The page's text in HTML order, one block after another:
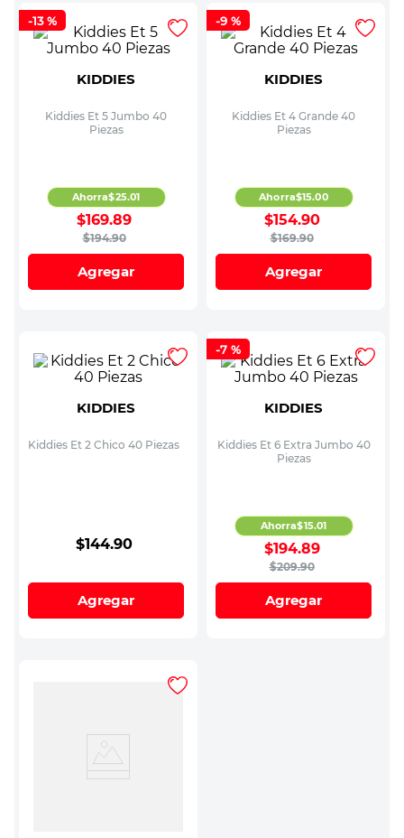
-13 %
KIDDIES
Kiddies Et 5 Jumbo 40
Piezas
$194.90
$169.89
Ahorra$25.01
Agregar
-9 %
KIDDIES
Kiddies Et 4 Grande 40
Piezas
$169.90
$154.90
Ahorra$15.00
Agregar
KIDDIES
Kiddies Et 2 Chico 40 Piezas
$144.90
Agregar
-7 %
KIDDIES
Kiddies Et 6 Extra Jumbo 40
Piezas
$209.90
$194.89
Ahorra$15.01
Agregar